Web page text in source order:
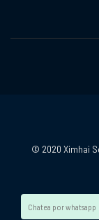
© 2020 Ximhai
Chatea por whatsapp